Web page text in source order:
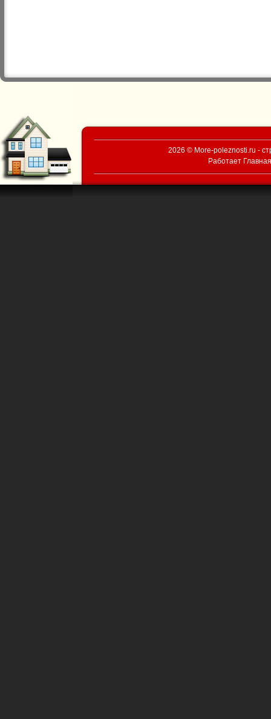
2026 © More-poleznosti.ru -
Работает